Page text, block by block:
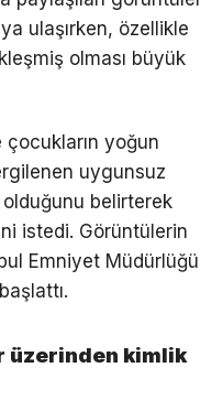
ulaşırken, özellikle
olması büyük
yoğun
uygunsuz
olduğunu belirterek
istedi. Görüntülerin
Emniyet Müdürlüğü
üzerinden kimlik